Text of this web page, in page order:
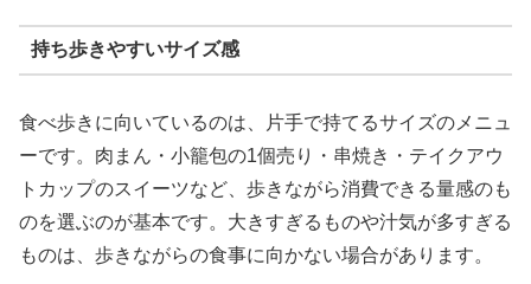
持ち歩きやすいサイズ感
食べ歩きに向いているのは、片手で持てるサイズのメニュ
ーです。肉まん・小籠包の1個売り・串焼き・テイクアウ
トカップのスイーツなど、歩きながら消費できる量感のも
のを選ぶのが基本です。大きすぎるものや汁気が多すぎる
ものは、歩きながらの食事に向かない場合があります。